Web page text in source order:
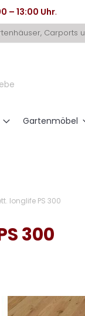
– 13:00 Uhr.
Carports
Gartenmöbel
longlife PS 300
300